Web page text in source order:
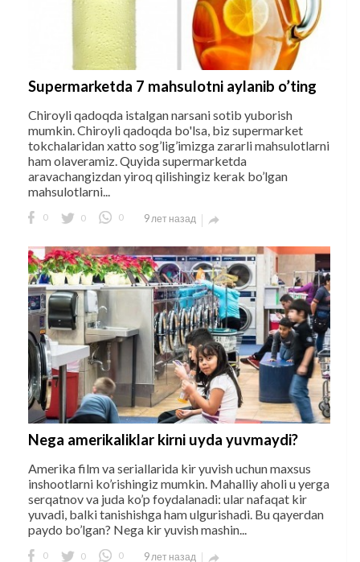
Supermarketda 7 mahsulotni aylanib o’ting
Chiroyli qadoqda istalgan narsani sotib yuborish
mumkin. Chiroyli qadoqda bo'lsa, biz supermarket
tokchalaridan xatto sog’lig’imizga zararli mahsulotlarni
ham olaveramiz. Quyida supermarketda
aravachangizdan yiroq qilishingiz kerak bo’lgan
mahsulotlarni...
0 0 0 9 лет назад 
Nega amerikaliklar kirni uyda yuvmaydi?
Amerika film va seriallarida kir yuvish uchun maxsus
inshootlarni ko’rishingiz mumkin. Mahalliy aholi u yerga
serqatnov va juda ko’p foydalanadi: ular nafaqat kir
yuvadi, balki tanishishga ham ulgurishadi. Bu qayerdan
paydo bo’lgan? Nega kir yuvish mashin...
0 0 0 9 лет назад 